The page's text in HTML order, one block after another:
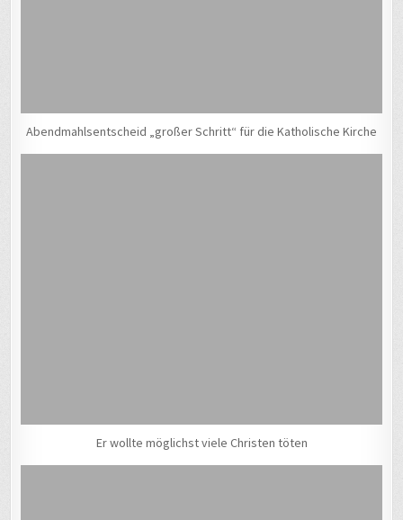
Abendmahlsentscheid „großer Schritt“ für die Katholische Kirche
Er wollte möglichst viele Christen töten